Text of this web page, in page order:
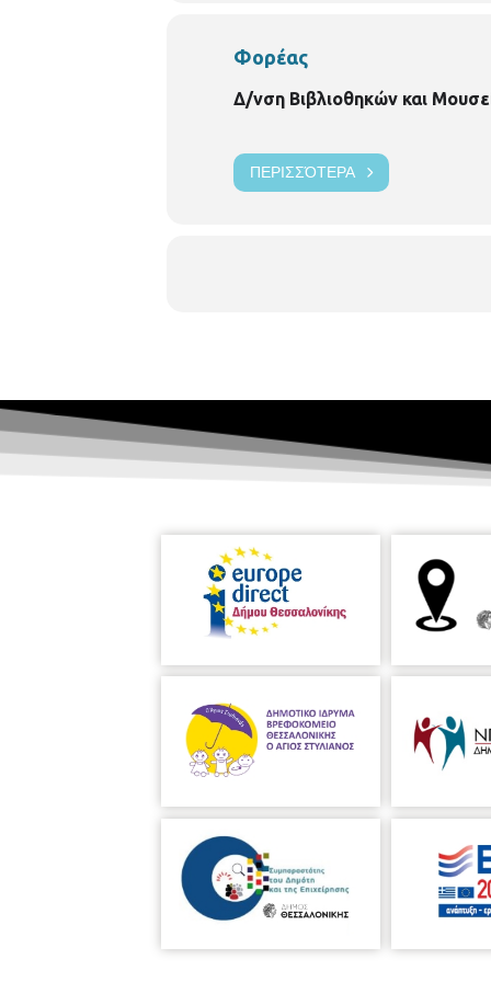
Φορέας
Δ/νση Βιβλιοθηκών και
ΠΕΡΙΣΣΌΤΕΡΑ